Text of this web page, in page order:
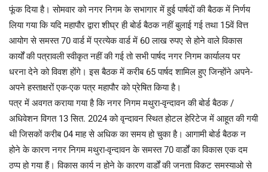
फूंक दिया है। सोमवार को नगर निगम के सभागार में हुई पार्षदों की बैठक में निर्णय
लिया गया कि यदि महापौर द्वारा शीघ्र ही बोर्ड बैठक नहीं बुलाई गई तथा 15वें वित्त
आयोग से समस्त 70 वार्ड में प्रत्येक वार्ड में 60 लाख रुपए से होने वाले विकास
कार्यों की पत्रावली स्वीकृत नहीं की गई तो सभी पार्षद नगर निगम कार्यालय पर
धरना देने को विवश होंगे। इस बैठक में करीब 65 पार्षद शामिल हुए जिन्होंने अपने-
अपने हस्ताक्षरों एक-एक पत्र महापौर को प्रेषित किया है।
पत्र में अवगत कराया गया है कि नगर निगम मथुरा-वृन्दावन की बोर्ड बैठक /
अधिवेशन विगत 13 सित. 2024 को वृन्दावन स्थित होटल हेरिटेज में आहूत की गयी
थी जिसकों करीब 04 माह से अधिक का समय हो चुका है। आगामी बोर्ड बैठक न
होने के कारण नगर निगम मथुरा-वृन्दावन के समस्त 70 वार्डों का विकास एक दम
ठप्प हो गया हैं। विकास कार्य न होने के कारण वार्डों की जनता विकट समस्याओ से